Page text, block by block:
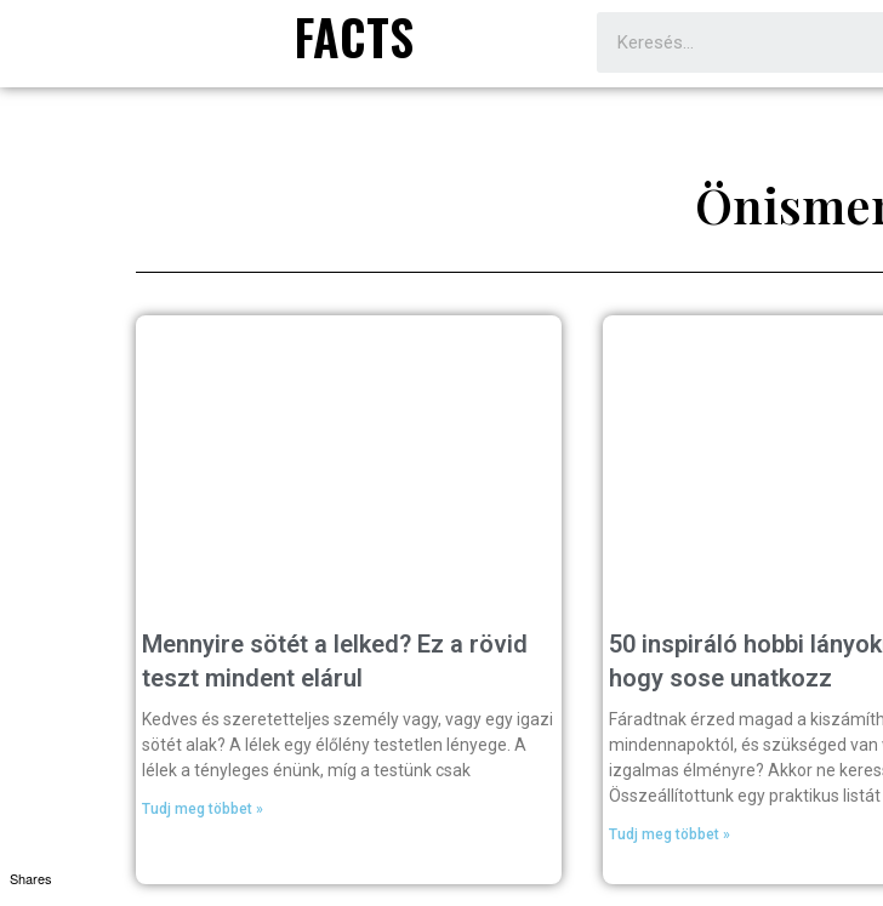
FACTS
Mennyire sötét a lelked? Ez a rövid
teszt mindent elárul
Kedves és szeretetteljes személy vagy, vagy egy igazi
sötét alak? A lélek egy élőlény testetlen lényege. A
lélek a tényleges énünk, míg a testünk csak
Tudj meg többet »
50 inspiráló hobbi
hogy sose unatkozz
Fáradtnak érzed magad a
mindennapoktól, és szükséged van
izgalmas élményre? Akkor ne
Összeállítottunk egy praktikus
Tudj meg többet »
Shares